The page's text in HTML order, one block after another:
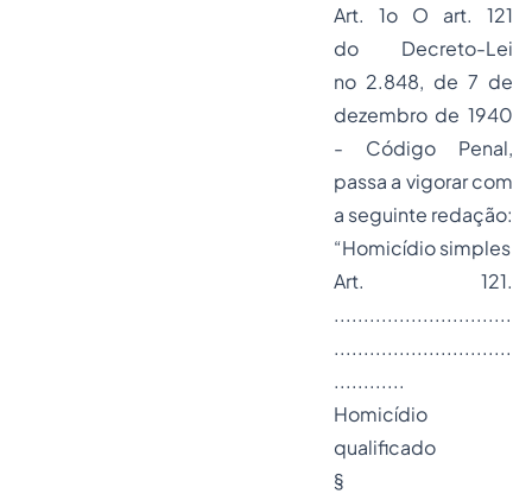
Art. 1o O art. 121
do Decreto-Lei
no 2.848, de 7 de
dezembro de 1940
- Código Penal,
passa a vigorar com
a seguinte redação:
“Homicídio simples
Art. 121.
..............................
..............................
............
Homicídio
qualificado
§